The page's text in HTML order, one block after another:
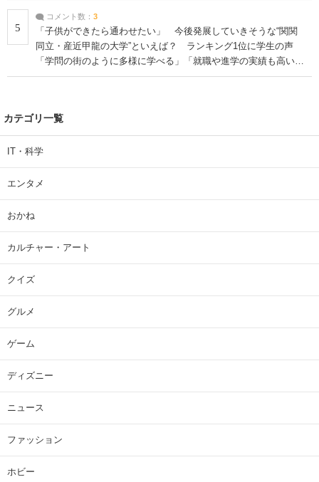
5
コメント数： 3
「子供ができたら通わせたい」 今後発展していきそうな“関関
同立・産近甲龍の大学”といえば？ ランキング1位に学生の声
「学問の街のように多様に学べる」「就職や進学の実績も高い」
| 大学 ねとらぼリサーチ
カテゴリ一覧
IT・科学
エンタメ
おかね
カルチャー・アート
クイズ
グルメ
ゲーム
ディズニー
ニュース
ファッション
ホビー